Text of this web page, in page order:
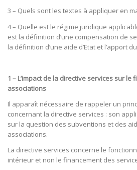
3 – Quels sont les textes à appliquer en
4 – Quelle est le régime juridique
est la définition d’une compensation de
la définition d’une aide d’Etat et l’apport
1 – L’impact de la directive services sur le
associations
Il apparaît nécessaire de rappeler un
concernant la directive services : son
sur la question des subventions et des
associations.
La directive services concerne le
intérieur et non le financement des